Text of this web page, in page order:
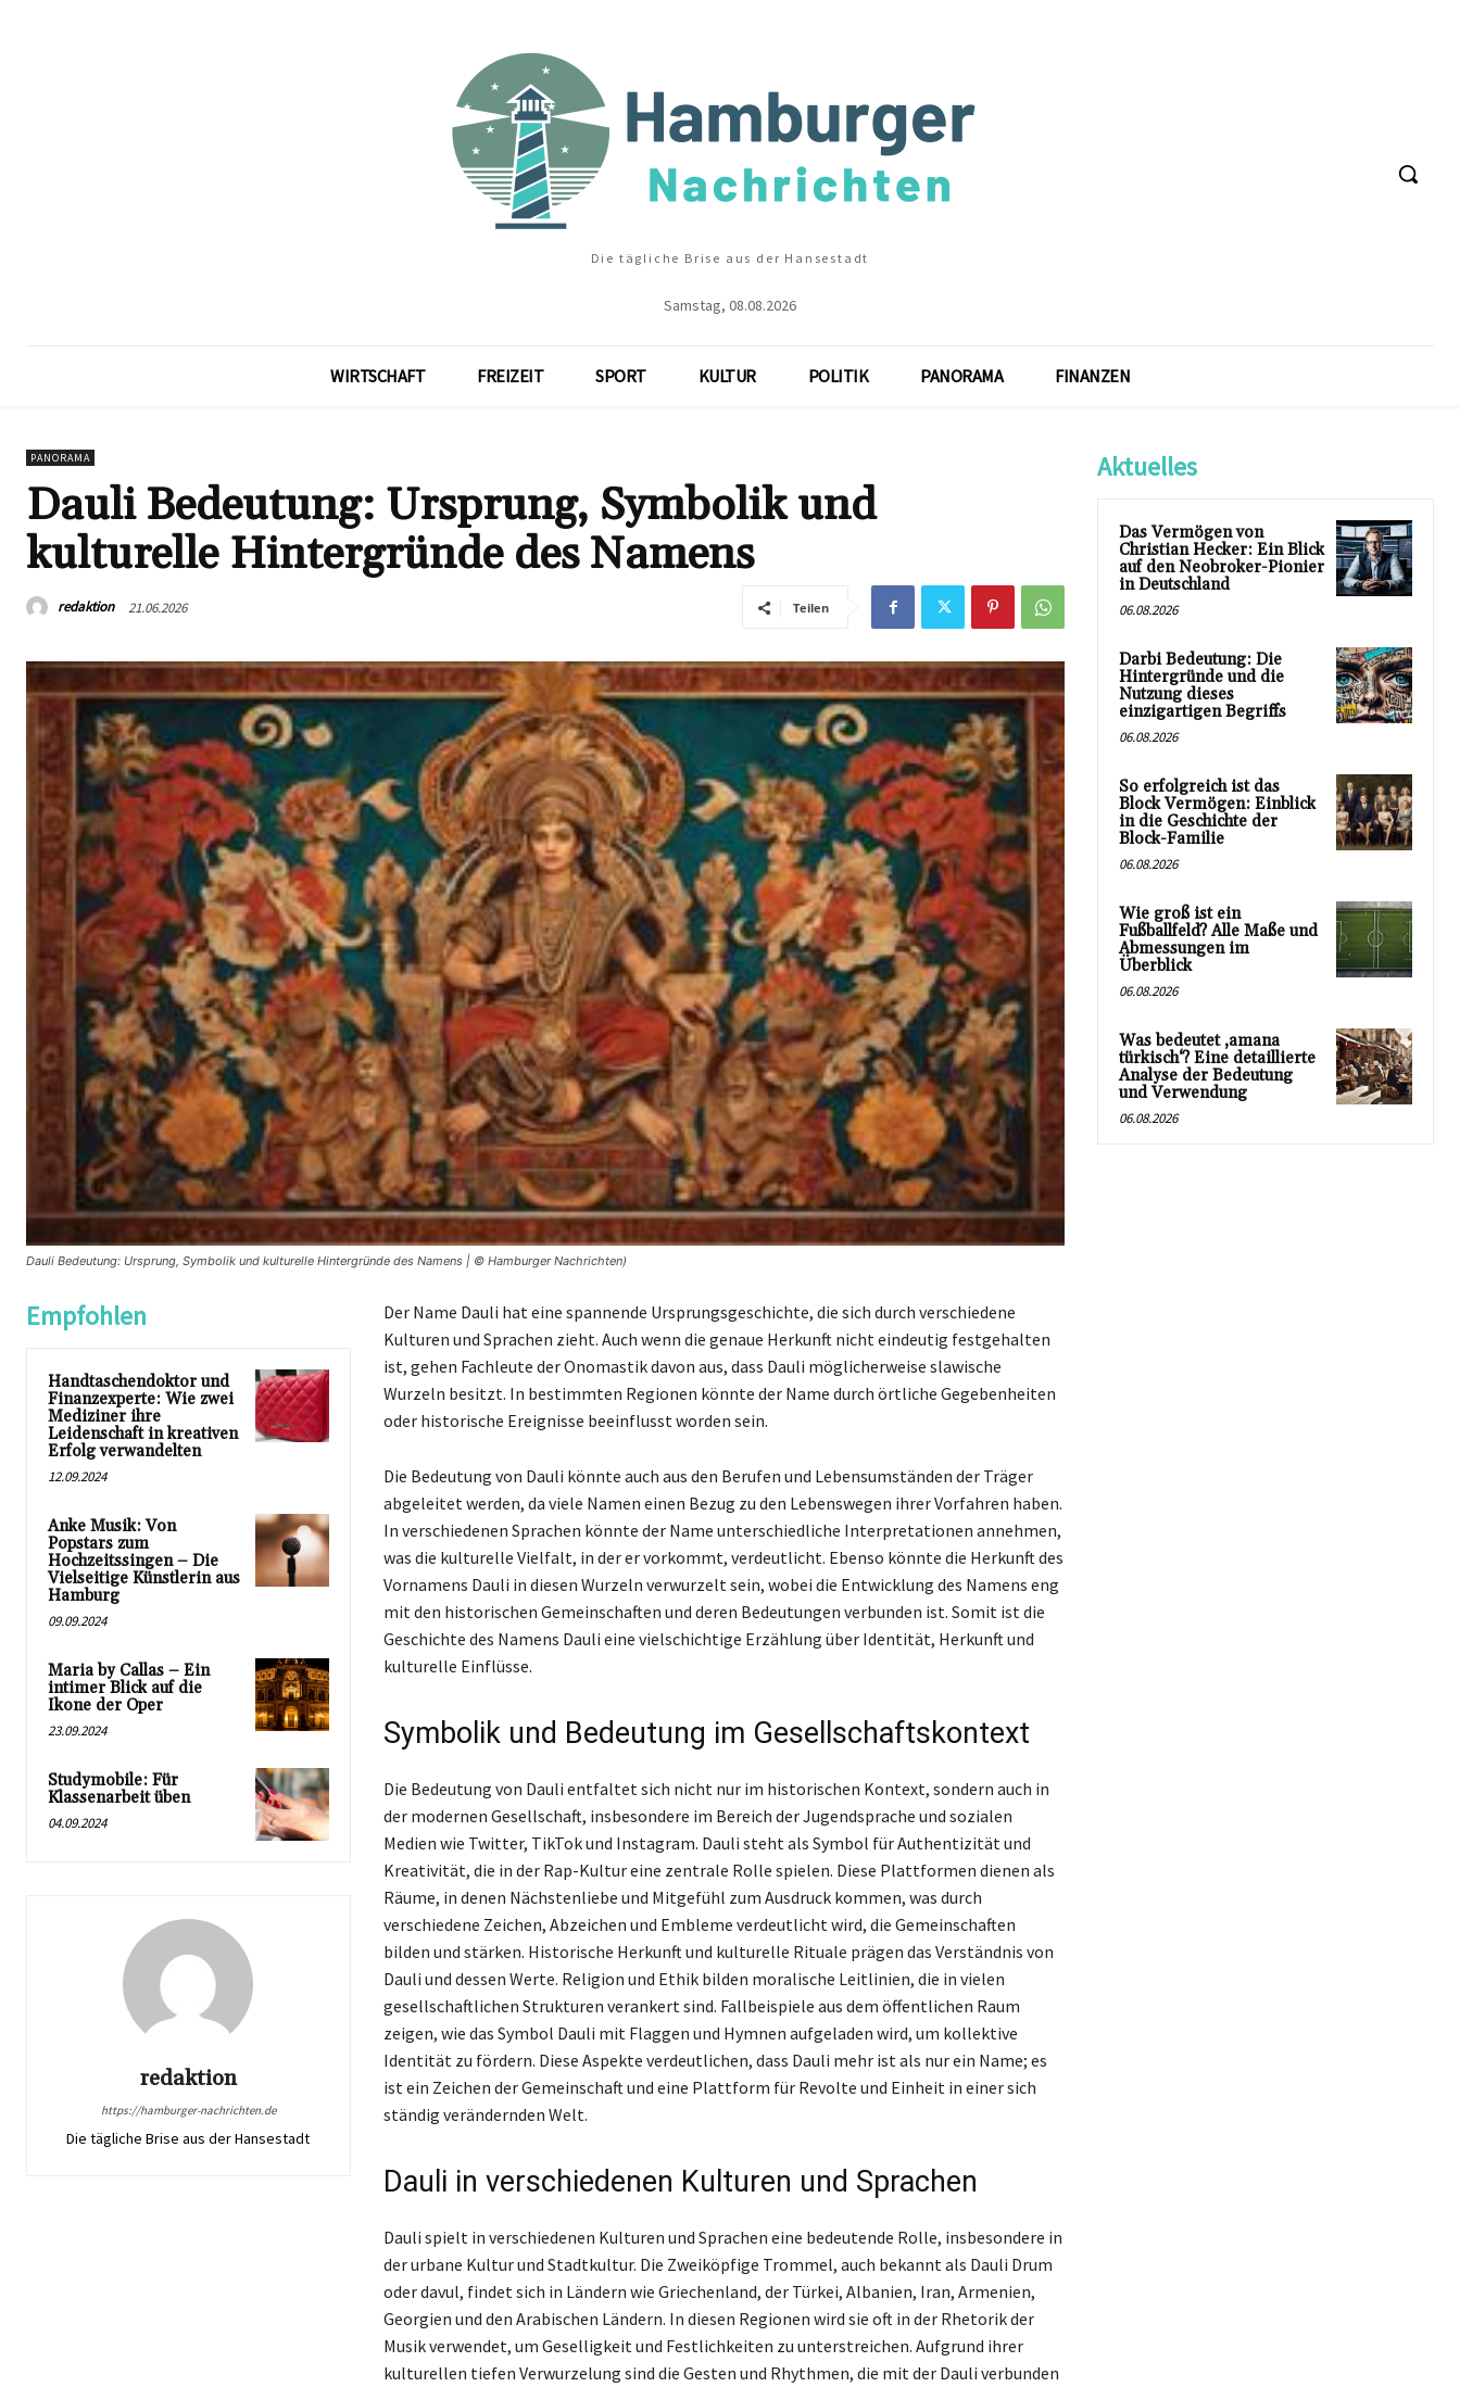
Die tägliche Brise aus der Hansestadt
Samstag, 08.08.2026
WIRTSCHAFT FREIZEIT SPORT KULTUR POLITIK PANORAMA FINANZEN
PANORAMA
Dauli Bedeutung: Ursprung, Symbolik und
kulturelle Hintergründe des Namens
redaktion 21.06.2026 Teilen
Dauli Bedeutung: Ursprung, Symbolik und kulturelle Hintergründe des Namens | © Hamburger Nachrichten)
Empfohlen
Handtaschendoktor und
Finanzexperte: Wie zwei
Mediziner ihre
Leidenschaft in kreativen
Erfolg verwandelten
12.09.2024
Anke Musik: Von
Popstars zum
Hochzeitssingen – Die
Vielseitige Künstlerin aus
Hamburg
09.09.2024
Maria by Callas – Ein
intimer Blick auf die
Ikone der Oper
23.09.2024
Studymobile: Für
Klassenarbeit üben
04.09.2024
redaktion
https://hamburger-nachrichten.de
Die tägliche Brise aus der Hansestadt
Der Name Dauli hat eine spannende Ursprungsgeschichte, die sich durch verschiedene
Kulturen und Sprachen zieht. Auch wenn die genaue Herkunft nicht eindeutig festgehalten
ist, gehen Fachleute der Onomastik davon aus, dass Dauli möglicherweise slawische
Wurzeln besitzt. In bestimmten Regionen könnte der Name durch örtliche Gegebenheiten
oder historische Ereignisse beeinflusst worden sein.
Die Bedeutung von Dauli könnte auch aus den Berufen und Lebensumständen der Träger
abgeleitet werden, da viele Namen einen Bezug zu den Lebenswegen ihrer Vorfahren haben.
In verschiedenen Sprachen könnte der Name unterschiedliche Interpretationen annehmen,
was die kulturelle Vielfalt, in der er vorkommt, verdeutlicht. Ebenso könnte die Herkunft des
Vornamens Dauli in diesen Wurzeln verwurzelt sein, wobei die Entwicklung des Namens eng
mit den historischen Gemeinschaften und deren Bedeutungen verbunden ist. Somit ist die
Geschichte des Namens Dauli eine vielschichtige Erzählung über Identität, Herkunft und
kulturelle Einflüsse.
Symbolik und Bedeutung im Gesellschaftskontext
Die Bedeutung von Dauli entfaltet sich nicht nur im historischen Kontext, sondern auch in
der modernen Gesellschaft, insbesondere im Bereich der Jugendsprache und sozialen
Medien wie Twitter, TikTok und Instagram. Dauli steht als Symbol für Authentizität und
Kreativität, die in der Rap-Kultur eine zentrale Rolle spielen. Diese Plattformen dienen als
Räume, in denen Nächstenliebe und Mitgefühl zum Ausdruck kommen, was durch
verschiedene Zeichen, Abzeichen und Embleme verdeutlicht wird, die Gemeinschaften
bilden und stärken. Historische Herkunft und kulturelle Rituale prägen das Verständnis von
Dauli und dessen Werte. Religion und Ethik bilden moralische Leitlinien, die in vielen
gesellschaftlichen Strukturen verankert sind. Fallbeispiele aus dem öffentlichen Raum
zeigen, wie das Symbol Dauli mit Flaggen und Hymnen aufgeladen wird, um kollektive
Identität zu fördern. Diese Aspekte verdeutlichen, dass Dauli mehr ist als nur ein Name; es
ist ein Zeichen der Gemeinschaft und eine Plattform für Revolte und Einheit in einer sich
ständig verändernden Welt.
Dauli in verschiedenen Kulturen und Sprachen
Dauli spielt in verschiedenen Kulturen und Sprachen eine bedeutende Rolle, insbesondere in
der urbane Kultur und Stadtkultur. Die Zweiköpfige Trommel, auch bekannt als Dauli Drum
oder davul, findet sich in Ländern wie Griechenland, der Türkei, Albanien, Iran, Armenien,
Georgien und den Arabischen Ländern. In diesen Regionen wird sie oft in der Rhetorik der
Musik verwendet, um Geselligkeit und Festlichkeiten zu unterstreichen. Aufgrund ihrer
kulturellen tiefen Verwurzelung sind die Gesten und Rhythmen, die mit der Dauli verbunden
Aktuelles
Das Vermögen von
Christian Hecker: Ein Blick
auf den Neobroker-Pionier
in Deutschland
06.08.2026
Darbi Bedeutung: Die
Hintergründe und die
Nutzung dieses
einzigartigen Begriffs
06.08.2026
So erfolgreich ist das
Block Vermögen: Einblick
in die Geschichte der
Block-Familie
06.08.2026
Wie groß ist ein
Fußballfeld? Alle Maße und
Abmessungen im
Überblick
06.08.2026
Was bedeutet ‚amana
türkisch‘? Eine detaillierte
Analyse der Bedeutung
und Verwendung
06.08.2026